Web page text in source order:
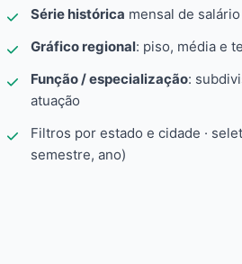
Série histórica mensal de
Gráfico regional: piso, média e
Função / especialização:
atuação
Filtros por estado e cidade ·
semestre, ano)